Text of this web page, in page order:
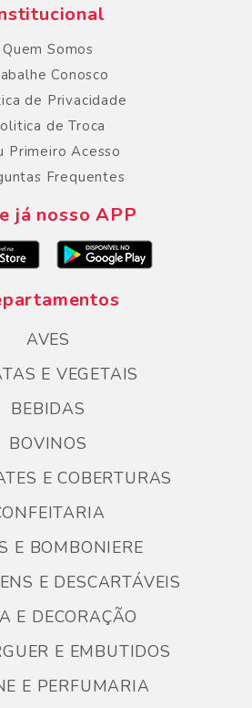
Quem Somos
Conosco
de Privacidade
de Troca
Primeiro Acesso
Frequentes
já nosso APP
AVES
E VEGETAIS
BEBIDAS
BOVINOS
E COBERTURAS
E BOMBONIERE
E DESCARTÁVEIS
E DECORAÇÃO
E EMBUTIDOS
E PERFUMARIA